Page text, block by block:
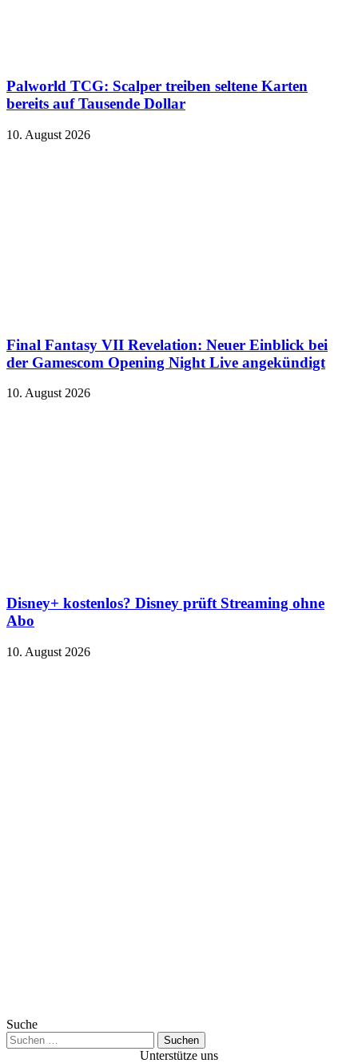
Palworld TCG: Scalper treiben seltene Karten
bereits auf Tausende Dollar
10. August 2026
Final Fantasy VII Revelation: Neuer Einblick bei
der Gamescom Opening Night Live angekündigt
10. August 2026
Disney+ kostenlos? Disney prüft Streaming ohne
Abo
10. August 2026
Suche
Suchen
nach:
Unterstütze uns